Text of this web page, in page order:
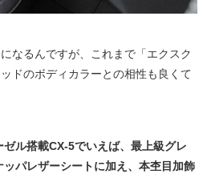
なるんですが、これまで「エクスク
ドのボディカラーとの相性も良くて
ル搭載CX-5でいえば、最上級グレ
パレザーシートに加え、本杢目加飾